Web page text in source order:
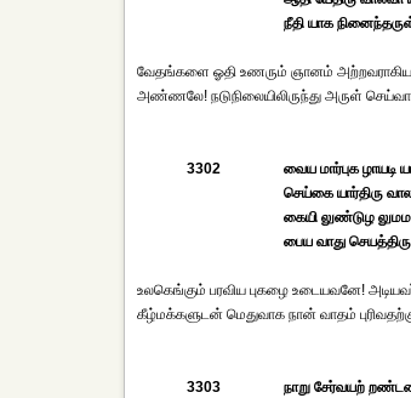
நீதி யாக
வேதங்களை ஓதி உணரும் ஞானம் அற்றவராகிய
அண்ணலே! நடுநிலையிலிருந்து அருள்
3302
வைய மார்புக ழாயடி
செய்கை யார்திரு
கையி லுண்டுழ
பைய வாது
உலகெங்கும் பரவிய புகழை உடையவனே!
கீழ்மக்களுடன் மெதுவாக நான் வாதம்
3303
நாறு சேர்வயற்